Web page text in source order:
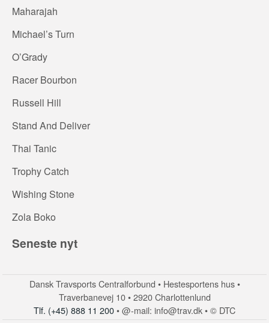
Maharajah
Michael’s Turn
O’Grady
Racer Bourbon
Russell Hill
Stand And Deliver
Thai Tanic
Trophy Catch
Wishing Stone
Zola Boko
Seneste nyt
Dansk Travsports Centralforbund • Hestesportens hus •
Traverbanevej 10 • 2920 Charlottenlund
Tlf. (+45) 888 11 200• @-mail: info@trav.dk • © DTC